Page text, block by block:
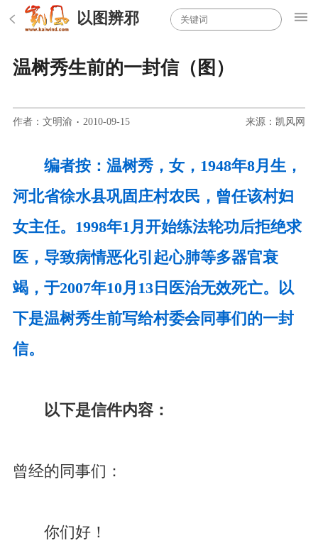
以图辨邪
温树秀生前的一封信（图）
作者：文明渝 · 2010-09-15 来源：凯风网
编者按：温树秀，女，1948年8月生，
河北省徐水县巩固庄村农民，曾任该村妇
女主任。1998年1月开始练法轮功后拒绝求
医，导致病情恶化引起心肺等多器官衰
竭，于2007年10月13日医治无效死亡。以
下是温树秀生前写给村委会同事们的一封
信。
以下是信件内容：
曾经的同事们：
你们好！